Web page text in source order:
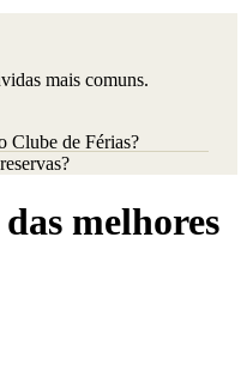
mais comuns.
Clube de Férias?
melhores